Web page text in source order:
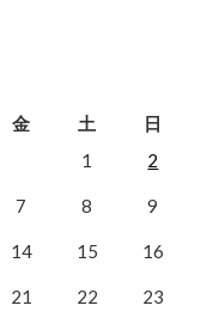
金 土
日
1
2
7 8 9
14 15 16
21 22 23